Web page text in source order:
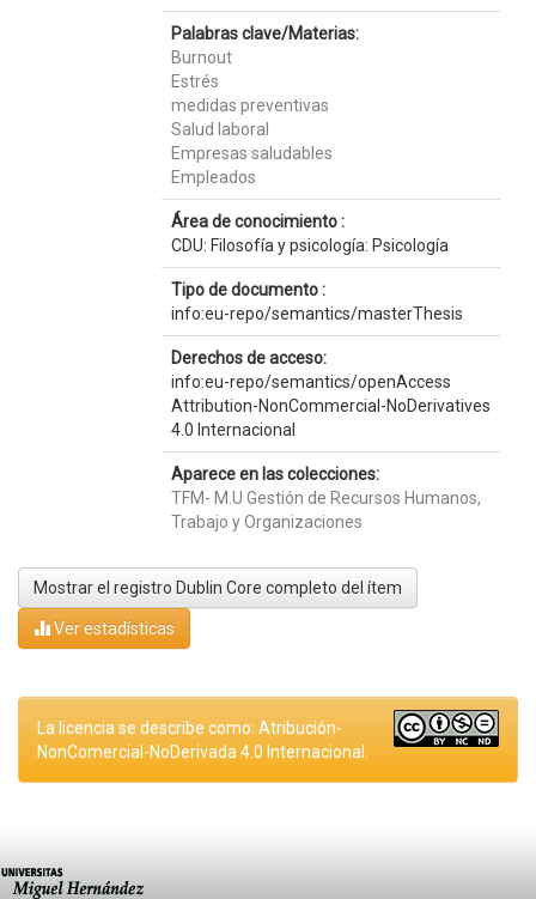
Palabras clave/Materias:
Burnout
Estrés
medidas preventivas
Salud laboral
Empresas saludables
Empleados
Área de conocimiento :
CDU: Filosofía y psicología: Psicología
Tipo de documento :
info:eu-repo/semantics/masterThesis
Derechos de acceso:
info:eu-repo/semantics/openAccess
Attribution-NonCommercial-NoDerivatives
4.0 Internacional
Aparece en las colecciones:
TFM- M.U Gestión de Recursos Humanos,
Trabajo y Organizaciones
Mostrar el registro Dublin Core completo del ítem
Ver estadísticas
La licencia se describe como: Atribución-
NonComercial-NoDerivada 4.0 Internacional.